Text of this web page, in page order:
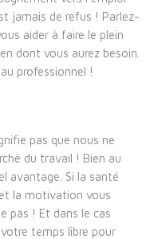
jamais de refus ! Parlez-
aider à faire le plein
dont vous aurez besoin.
professionnel !
pas que nous ne
du travail ! Bien au
avantage. Si la santé
la motivation vous
pas ! Et dans le cas
temps libre pour